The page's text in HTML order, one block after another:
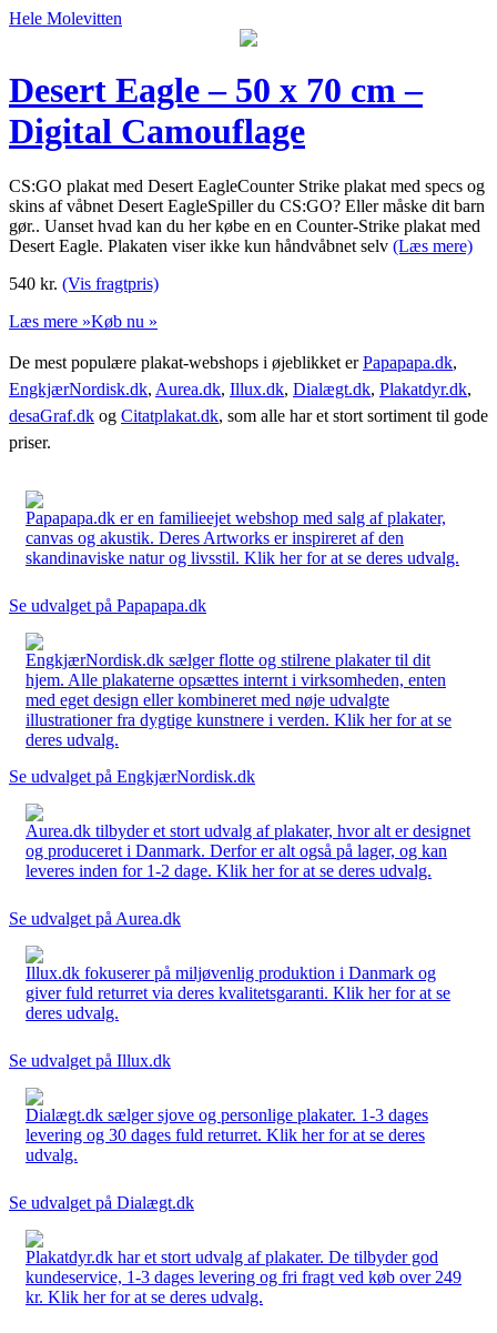
Hele Molevitten
Desert Eagle – 50 x 70 cm –
Digital Camouflage
CS:GO plakat med Desert EagleCounter Strike plakat med specs og
skins af våbnet Desert EagleSpiller du CS:GO? Eller måske dit barn
gør.. Uanset hvad kan du her købe en en Counter-Strike plakat med
Desert Eagle. Plakaten viser ikke kun håndvåbnet selv (Læs mere)
540 kr. (Vis fragtpris)
Læs mere »Køb nu »
De mest populære plakat-webshops i øjeblikket erPapapapa.dk,
EngkjærNordisk.dk, Aurea.dk, Illux.dk, Dialægt.dk, Plakatdyr.dk,
desaGraf.dk og Citatplakat.dk, som alle har et stort sortiment til gode
priser.
Papapapa.dk er en familieejet webshop med salg af plakater,
canvas og akustik. Deres Artworks er inspireret af den
skandinaviske natur og livsstil. Klik her for at se deres udvalg.
Se udvalget på Papapapa.dk
EngkjærNordisk.dk sælger flotte og stilrene plakater til dit
hjem. Alle plakaterne opsættes internt i virksomheden, enten
med eget design eller kombineret med nøje udvalgte
illustrationer fra dygtige kunstnere i verden. Klik her for at se
deres udvalg.
Se udvalget på EngkjærNordisk.dk
Aurea.dk tilbyder et stort udvalg af plakater, hvor alt er designet
og produceret i Danmark. Derfor er alt også på lager, og kan
leveres inden for 1-2 dage. Klik her for at se deres udvalg.
Se udvalget på Aurea.dk
Illux.dk fokuserer på miljøvenlig produktion i Danmark og
giver fuld returret via deres kvalitetsgaranti. Klik her for at se
deres udvalg.
Se udvalget på Illux.dk
Dialægt.dk sælger sjove og personlige plakater. 1-3 dages
levering og 30 dages fuld returret. Klik her for at se deres
udvalg.
Se udvalget på Dialægt.dk
Plakatdyr.dk har et stort udvalg af plakater. De tilbyder god
kundeservice, 1-3 dages levering og fri fragt ved køb over 249
kr. Klik her for at se deres udvalg.